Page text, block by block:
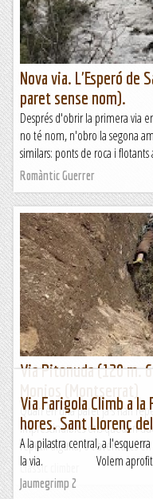
Kimisades
Nova via. L'Esperó de
paret sense nom).
Després d'obrir la primera via
no té nom, n'obro la segona
similars: ponts de roca i flotants
Romàntic Guerrer
Via Pitonuda (120 m.
Quan en una paret ja s'han
imprescindibles ens queden
repetir alguna, o t'aventures
Classic climber
Via Farigola Climb a
hores. Sant Llorenç
A la pilastra central, a
la via. Volem aprofitar
Jaumegrimp 2